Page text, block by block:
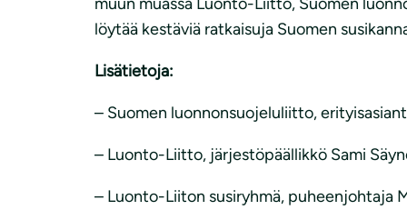
löytää kestäviä ratkaisuja Suomen
Lisätietoja:
– Suomen luonnonsuojeluliitto,
– Luonto-Liitto, järjestöpäällikkö Sami
– Luonto-Liiton susiryhmä, puheenjohtaja